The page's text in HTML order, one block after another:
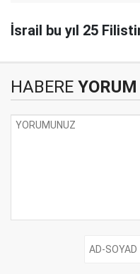
İsrail bu yıl 25
HABERE